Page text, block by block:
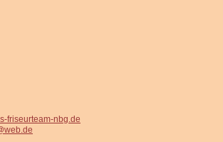
friseurteam-nbg.de